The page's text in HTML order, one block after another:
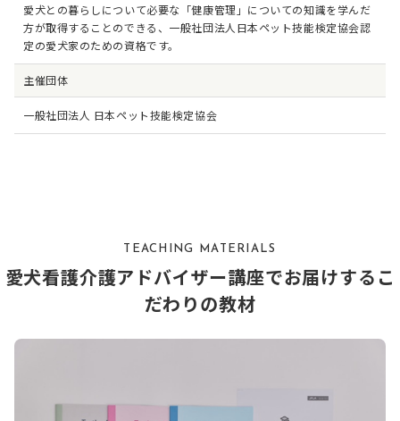
愛犬との暮らしについて必要な「健康管理」についての知識を学んだ
方が取得することのできる、一般社団法人日本ペット技能検定協会認
定の愛犬家のための資格です。
主催団体
一般社団法人 日本ペット技能検定協会
TEACHING MATERIALS
愛犬看護介護アドバイザー講座でお届けするこ
だわりの教材